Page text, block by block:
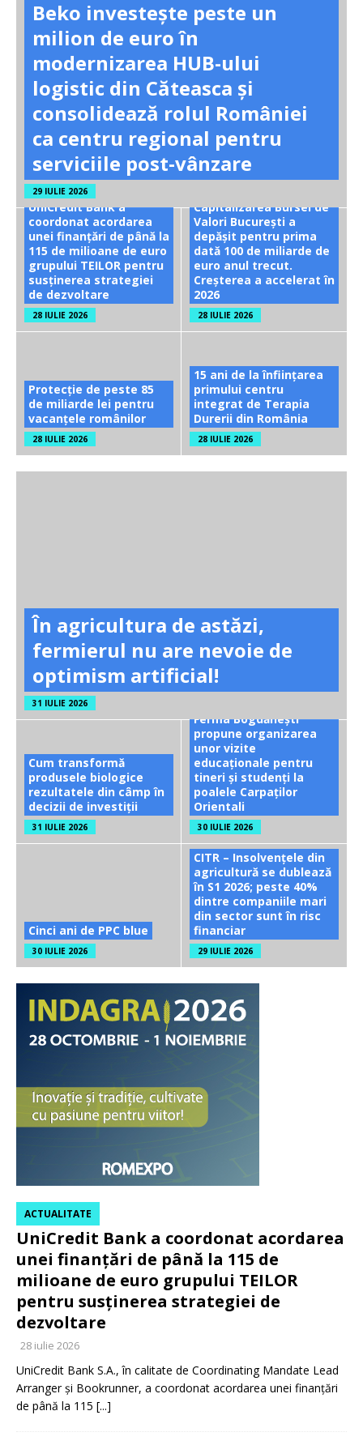
Beko investește peste un
milion de euro în
modernizarea HUB-ului
logistic din Căteasca și
consolidează rolul României
ca centru regional pentru
serviciile post-vânzare
29 IULIE 2026
UniCredit Bank a
coordonat acordarea
unei finanțări de până la
115 de milioane de euro
grupului TEILOR pentru
susținerea strategiei
de dezvoltare
28 IULIE 2026
Capitalizarea Bursei de
Valori București a
depășit pentru prima
dată 100 de miliarde de
euro anul trecut.
Creșterea a accelerat în
2026
28 IULIE 2026
Protecție de peste 85
de miliarde lei pentru
vacanțele românilor
28 IULIE 2026
15 ani de la înființarea
primului centru
integrat de Terapia
Durerii din România
28 IULIE 2026
În agricultura de astăzi,
fermierul nu are nevoie de
optimism artificial!
31 IULIE 2026
Cum transformă
produsele biologice
rezultatele din câmp în
decizii de investiții
31 IULIE 2026
Ferma Bogdănești
propune organizarea
unor vizite
educaționale pentru
tineri și studenți la
poalele Carpaților
Orientali
30 IULIE 2026
Cinci ani de PPC blue
30 IULIE 2026
CITR – Insolvențele din
agricultură se dublează
în S1 2026; peste 40%
dintre companiile mari
din sector sunt în risc
financiar
29 IULIE 2026
UniCredit Bank a coordonat acordarea
unei finanțări de până la 115 de
milioane de euro grupului TEILOR
pentru susținerea strategiei de
dezvoltare
ACTUALITATE
28 iulie 2026
UniCredit Bank S.A., în calitate de Coordinating Mandate Lead
Arranger și Bookrunner, a coordonat acordarea unei finanțări
de până la 115 [...]